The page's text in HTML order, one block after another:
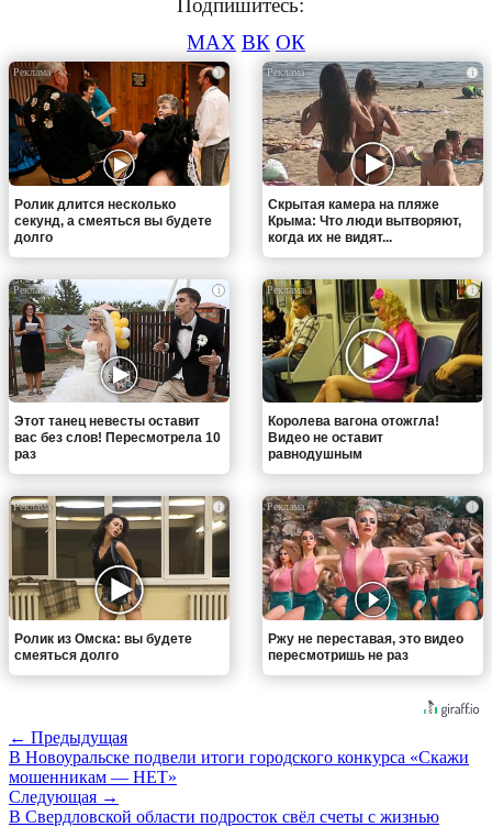
Подпишитесь:
MAX ВК ОК
i
Ролик длится несколько
секунд, а смеяться вы будете
долго
i
Скрытая камера на пляже
Крыма: Что люди вытворяют,
когда их не видят...
i
Этот танец невесты оставит
вас без слов! Пересмотрела 10
раз
i
Королева вагона отожгла!
Видео не оставит
равнодушным
i
Ролик из Омска: вы будете
смеяться долго
i
Ржу не переставая, это видео
пересмотришь не раз
← Предыдущая
В Новоуральске подвели итоги городского конкурса «Скажи
мошенникам — НЕТ»
Следующая →
В Свердловской области подросток свёл счеты с жизнью